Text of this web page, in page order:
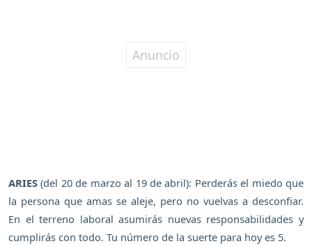
ARIES (del 20 de marzo al 19 de abril): Perderás el miedo que
la persona que amas se aleje, pero no vuelvas a desconfiar.
En el terreno laboral asumirás nuevas responsabilidades y
cumplirás con todo. Tu número de la suerte para hoy es 5.